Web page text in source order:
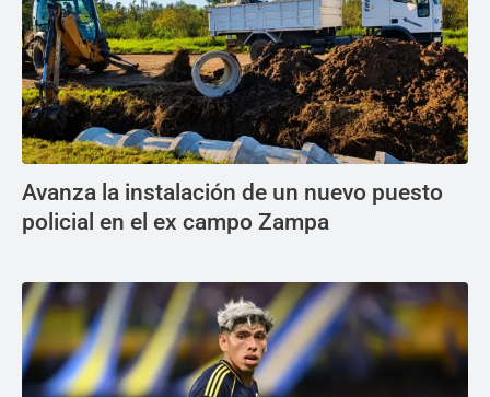
Avanza la instalación de un nuevo puesto
policial en el ex campo Zampa